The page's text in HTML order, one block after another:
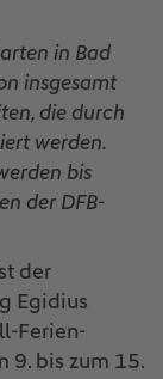
in Bad
insgesamt
die durch
werden.
bis
der DFB-
der
Egidius
Ferien-
9. bis zum 15.